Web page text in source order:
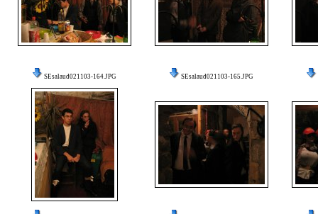
SEsalaud021103-164.JPG SEsalaud021103-165.JPG